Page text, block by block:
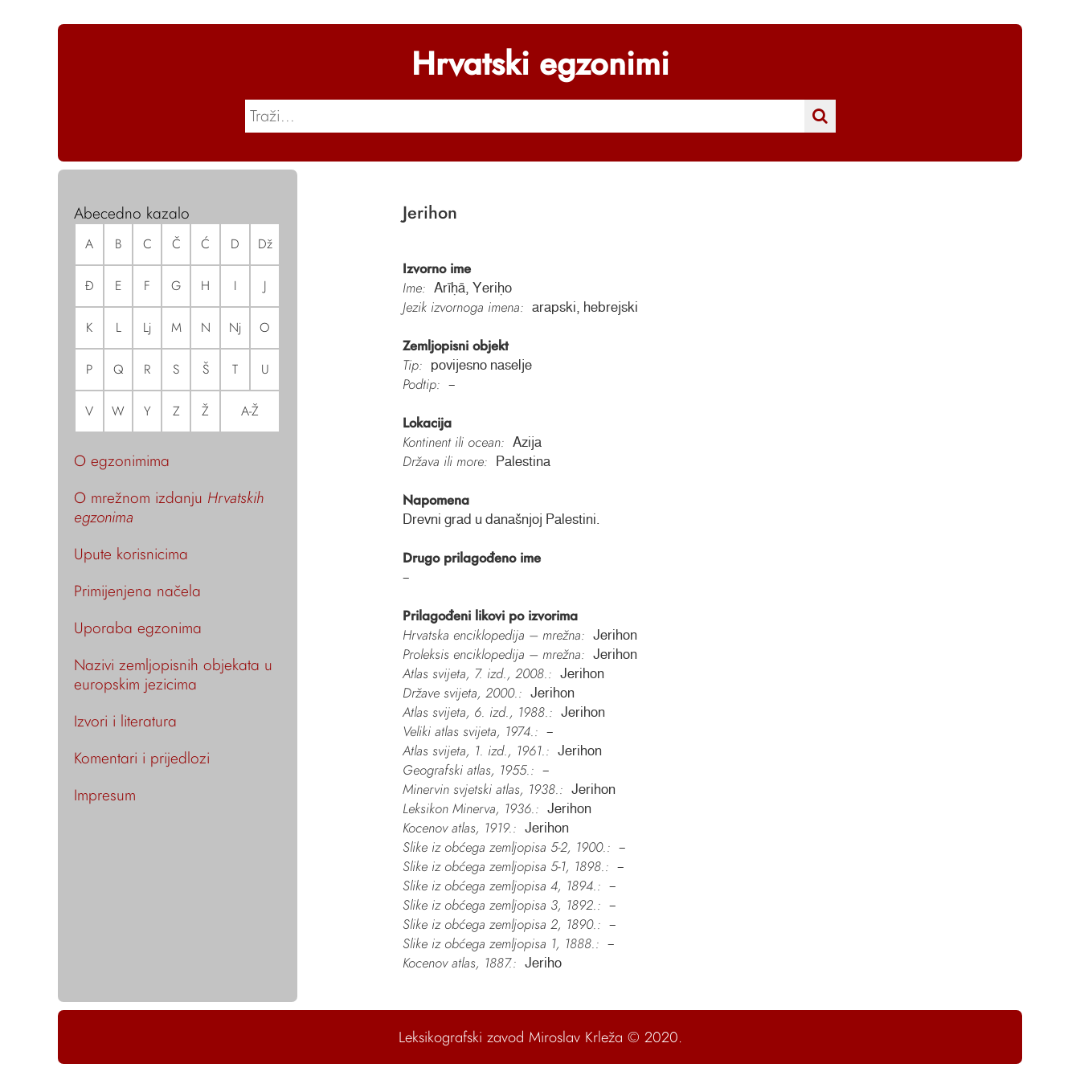
Hrvatski egzonimi
Abecedno kazalo
A B C Č Ć D Dž
Đ E F G H I J
K L Lj M N Nj O
P Q R S Š T U
V W Y Z Ž A-Ž
O egzonimima
O mrežnom izdanju Hrvatskih
egzonima
Upute korisnicima
Primijenjena načela
Uporaba egzonima
Nazivi zemljopisnih objekata u
europskim jezicima
Izvori i literatura
Komentari i prijedlozi
Impresum
Jerihon
Izvorno ime
Ime:
Arīḥā, Yeriḥo
Jezik izvornoga imena: arapski, hebrejski
Zemljopisni objekt
Tip:
povijesno naselje
Podtip: –
Lokacija
Kontinent ili ocean:
Azija
Država ili more: Palestina
Napomena
Drevni grad u današnjoj Palestini.
Drugo prilagođeno ime
–
Prilagođeni likovi po izvorima
Hrvatska enciklopedija – mrežna:
Jerihon
Proleksis enciklopedija – mrežna: Jerihon
Atlas svijeta, 7. izd., 2008.: Jerihon
Države svijeta, 2000.: Jerihon
Atlas svijeta, 6. izd., 1988.: Jerihon
Veliki atlas svijeta, 1974.: –
Atlas svijeta, 1. izd., 1961.: Jerihon
Geografski atlas, 1955.: –
Minervin svjetski atlas, 1938.: Jerihon
Leksikon Minerva, 1936.: Jerihon
Kocenov atlas, 1919.: Jerihon
Slike iz obćega zemljopisa 5-2, 1900.: –
Slike iz obćega zemljopisa 5-1, 1898.: –
Slike iz obćega zemljopisa 4, 1894.: –
Slike iz obćega zemljopisa 3, 1892.: –
Slike iz obćega zemljopisa 2, 1890.: –
Slike iz obćega zemljopisa 1, 1888.: –
Kocenov atlas, 1887.: Jeriho
Leksikografski zavod Miroslav Krleža © 2020.